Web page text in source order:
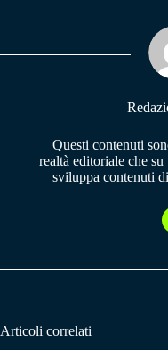
pp m
Questi contenuti
realtà editoriale che
sviluppa contenuti
Articoli correlati